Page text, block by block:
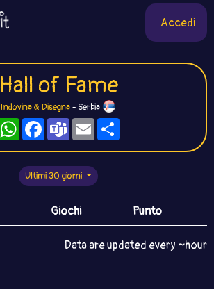
Accedi
Hall of Fame
Indovina & Disegna- Serbia
WhatsAppFacebook
TeamsEmail
Ultimi 30 giorni
Giochi Punto
Data are updated every ~hour